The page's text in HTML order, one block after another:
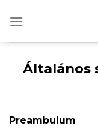
Általános
Preambulum